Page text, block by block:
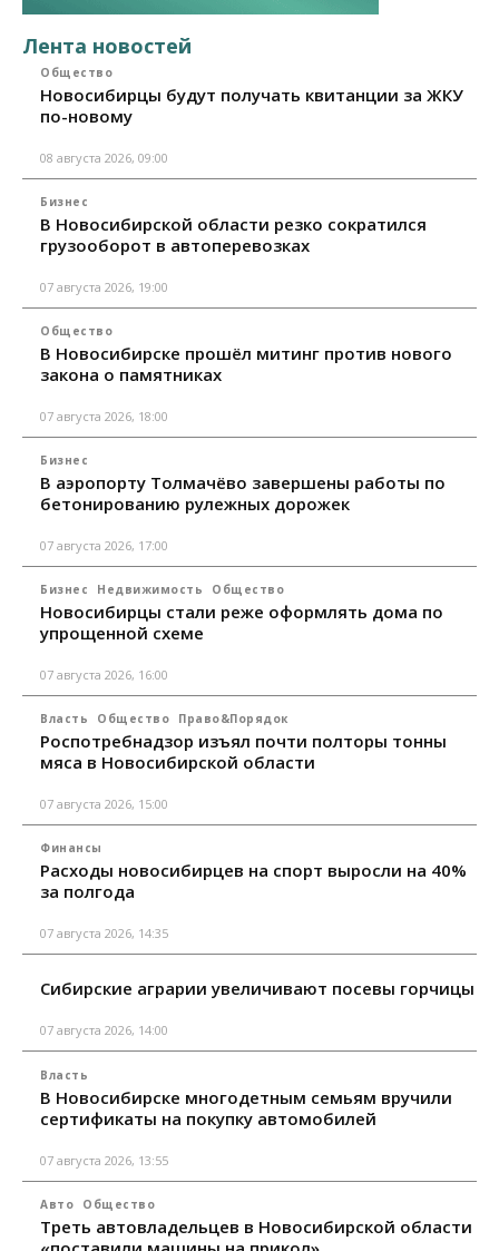
Лента новостей
Общество
Новосибирцы будут получать квитанции за ЖКУ
по-новому
08 августа 2026, 09:00
Бизнес
В Новосибирской области резко сократился
грузооборот в автоперевозках
07 августа 2026, 19:00
Общество
В Новосибирске прошёл митинг против нового
закона о памятниках
07 августа 2026, 18:00
Бизнес
В аэропорту Толмачёво завершены работы по
бетонированию рулежных дорожек
07 августа 2026, 17:00
Бизнес Недвижимость Общество
Новосибирцы стали реже оформлять дома по
упрощенной схеме
07 августа 2026, 16:00
Власть Общество Право&Порядок
Роспотребнадзор изъял почти полторы тонны
мяса в Новосибирской области
07 августа 2026, 15:00
Финансы
Расходы новосибирцев на спорт выросли на 40%
за полгода
07 августа 2026, 14:35
Сибирские аграрии увеличивают посевы горчицы
07 августа 2026, 14:00
Власть
В Новосибирске многодетным семьям вручили
сертификаты на покупку автомобилей
07 августа 2026, 13:55
Авто Общество
Треть автовладельцев в Новосибирской области